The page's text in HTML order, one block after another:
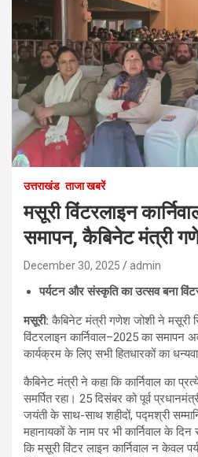
उत्तराखंड ताजा खबरें
मसूरी विंटरलाइन
समापन, कैबिनेट मंत्री
December 30, 2025 admin
पर्यटन और संस्कृति का उत्सव बना
मसूरी: कैबिनेट मंत्री गणेश जोशी ने मसूरी
विंटरलाइन कार्निवाल–2025 का समापन
कार्यक्रम के लिए सभी हितधारकों का
कैबिनेट मंत्री ने कहा कि कार्निवाल का
समर्पित रहा। 25 दिसंबर को पूर्व
जयंती के साथ-साथ शहीदों, पद्मश्री
महानायकों के नाम पर भी कार्निवाल के
कि मसूरी विंटर लाइन कार्निवाल न केवल